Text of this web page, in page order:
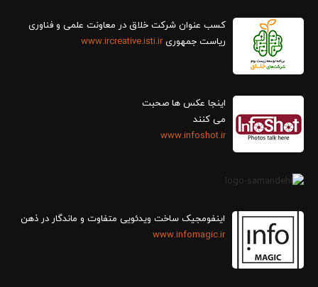
کسب عنوان شرکت خلاق در معاونت علمی و فناوری
ریاست جمهوریwww.ircreative.isti.ir
اینجا عکس ها صحبت
می کنند
www.infoshot.ir
اینفومجیک ساخت ویدئویی متفاوت و ماندگار در ذهن
www.infomagic.ir